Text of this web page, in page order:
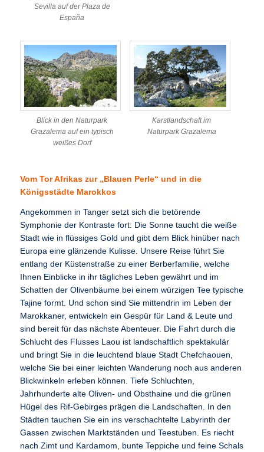
Sevilla auf der Plaza de
España
Blick in den Naturpark
Grazalema auf ein typisch
weißes Dorf
Karstlandschaft im
Naturpark Grazalema
Vom Tor Afrikas zur „Blauen Perle“ und in die
Königsstädte Marokkos
Angekommen in Tanger setzt sich die betörende
Symphonie der Kontraste fort: Die Sonne taucht die weiße
Stadt wie in flüssiges Gold und gibt dem Blick hinüber nach
Europa eine glänzende Kulisse. Unsere Reise führt Sie
entlang der Küstenstraße zu einer Berberfamilie, welche
Ihnen Einblicke in ihr tägliches Leben gewährt und im
Schatten der Olivenbäume bei einem würzigen Tee typische
Tajine formt. Und schon sind Sie mittendrin im Leben der
Marokkaner, entwickeln ein Gespür für Land & Leute und
sind bereit für das nächste Abenteuer. Die Fahrt durch die
Schlucht des Flusses Laou ist landschaftlich spektakulär
und bringt Sie in die leuchtend blaue Stadt Chefchaouen,
welche Sie bei einer leichten Wanderung noch aus anderen
Blickwinkeln erleben können. Tiefe Schluchten,
Jahrhunderte alte Oliven- und Obsthaine und die grünen
Hügel des Rif-Gebirges prägen die Landschaften. In den
Städten tauchen Sie ein ins verschachtelte Labyrinth der
Gassen zwischen Marktständen und Teestuben. Es riecht
nach Zimt und Kardamom, bunte Teppiche und feine Schals